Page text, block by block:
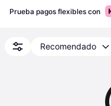
Prueba pagos flexibles con
Recomendado